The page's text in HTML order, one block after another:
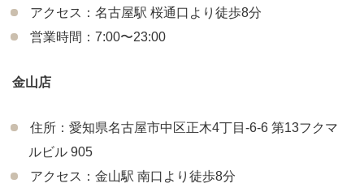
アクセス：名古屋駅 桜通口より徒歩8分
営業時間：7:00〜23:00
金山店
住所：愛知県名古屋市中区正木4丁目-6-6 第13フクマ
ルビル 905
アクセス：金山駅 南口より徒歩8分